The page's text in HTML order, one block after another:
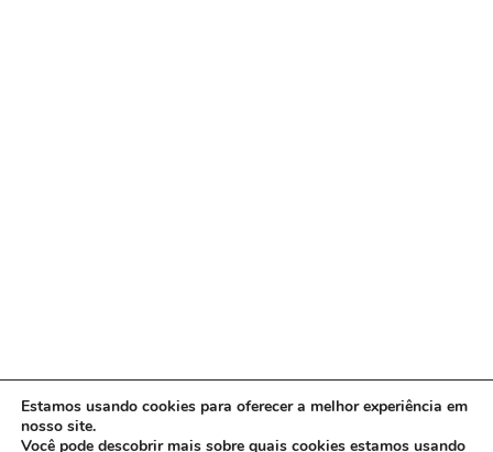
Estamos usando cookies para oferecer a melhor experiência em
nosso site.
Você pode descobrir mais sobre quais cookies estamos usando